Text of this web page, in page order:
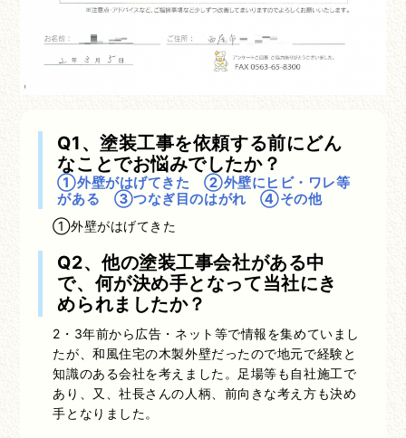
Q1、塗装工事を依頼する前にどん
なことでお悩みでしたか？
①外壁がはげてきた ②外壁にヒビ・ワレ等
がある ③つなぎ目のはがれ ④その他
①外壁がはげてきた
Q2、他の塗装工事会社がある中
で、何が決め手となって当社にき
められましたか？
2・3年前から広告・ネット等で情報を集めていまし
たが、和風住宅の木製外壁だったので地元で経験と
知識のある会社を考えました。足場等も自社施工で
あり、又、社長さんの人柄、前向きな考え方も決め
手となりました。